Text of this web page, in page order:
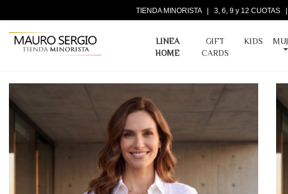
TIENDA MINORISTA | 3, 6, 9 y 12 CUOTAS
LINEA
HOME
GIFT
CARDS
KIDS